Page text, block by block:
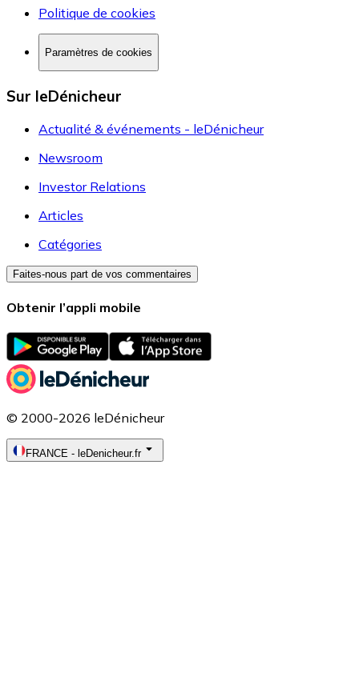
Politique de cookies
Paramètres de cookies
Sur leDénicheur
Actualité & événements - leDénicheur
Newsroom
Investor Relations
Articles
Catégories
Faites-nous part de vos commentaires
Obtenir l’appli mobile
© 2000-2026 leDénicheur
FRANCE - leDenicheur.fr